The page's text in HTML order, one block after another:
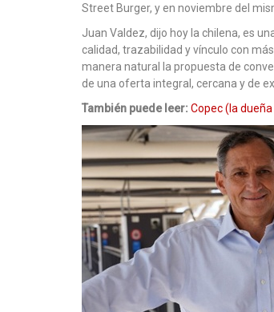
Street Burger, y en noviembre del
Juan Valdez, dijo hoy la chilena, es
calidad, trazabilidad y vínculo con
manera natural la propuesta de
de una oferta integral, cercana y de
También puede leer: Copec (la